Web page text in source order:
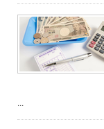
...